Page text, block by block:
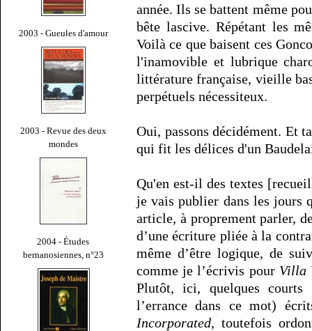
2003 - Gueules d'amour
2003 - Revue des deux
mondes
2004 - Études
bernanosiennes, n°23
année. Ils se battent même
bête lascive. Répétant les
Voilà ce que baisent ces
l'inamovible et lubrique
littérature française, vieille
perpétuels nécessiteux.
Oui, passons décidément. Et
qui fit les délices d'un
Qu'en est-il des textes
je vais publier dans les jours
article, à proprement parler,
d’une écriture pliée à la
même d’être logique, de
comme je l’écrivis pour Villa
Plutôt, ici, quelques
l’errance dans ce mot)
Incorporated, toutefois